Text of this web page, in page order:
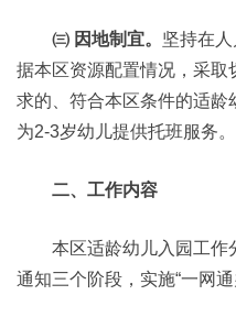
㈢ 因地制宜。 坚持在
据本区资源配置情况，采取
求的、符合本区条件的适龄
为2-3岁幼儿提供托班服务。
二、工作内容
本区适龄幼儿入园工作
通知三个阶段，实施“一网通